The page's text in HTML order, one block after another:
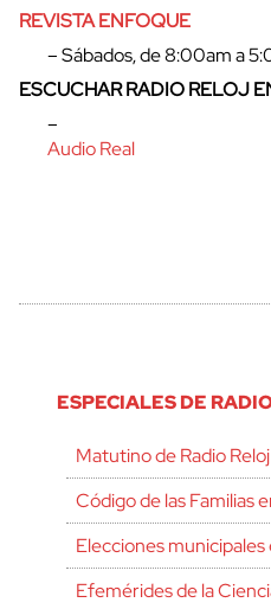
REVISTA ENFOQUE
– Sábados, de 8:00am a
ESCUCHAR RADIO RELOJ
–
Audio Real
ESPECIALES DE
Matutino de Radio Reloj
Código de las Familias
Elecciones municipales
Efemérides de la